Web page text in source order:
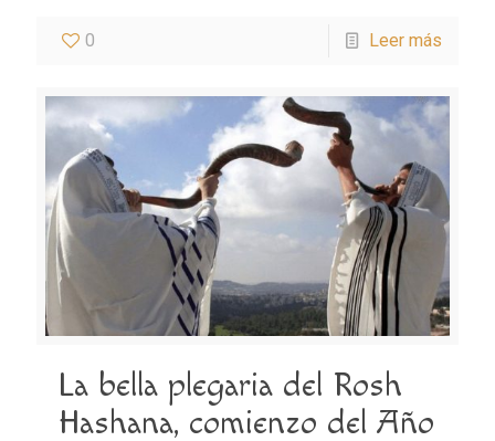
0 Leer más
La bella plegaria del Rosh
Hashana, comienzo del Año